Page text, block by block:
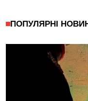
ПОПУЛЯРНІ